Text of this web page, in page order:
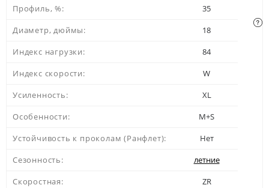
Профиль, %:
35
Диаметр, дюймы:
18
Индекс нагрузки:
84
Индекс скорости:
W
Усиленность:
XL
Особенности:
M+S
Устойчивость к проколам (Ранфлет):
Нет
Сезонность:
летние
Скоростная:
ZR